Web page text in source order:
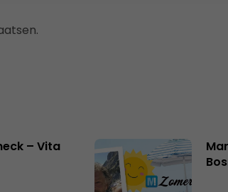
– Vita